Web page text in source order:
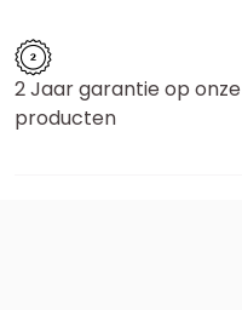
2 Jaar garantie op onze
producten